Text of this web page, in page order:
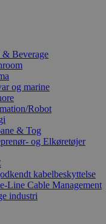
& Beverage
og marine
Robot
& Tog
og Elkøretøjer
kabelbeskyttelse
Line Cable Management
industri